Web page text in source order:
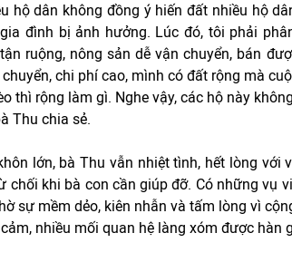
hộ dân không đồng ý hiến đất nhiều hộ
đình bị ảnh hưởng. Lúc đó, tôi phải
ruộng, nông sản dễ vận chuyển, bán
chi phí cao, mình có đất rộng mà
thì rộng làm gì. Nghe vậy, các hộ này
Thu chia sẻ.
lớn, bà Thu vẫn nhiệt tình, hết lòng với
chối khi bà con cần giúp đỡ. Có những vụ
sự mềm dẻo, kiên nhẫn và tấm lòng vì
nhiều mối quan hệ làng xóm được hàn